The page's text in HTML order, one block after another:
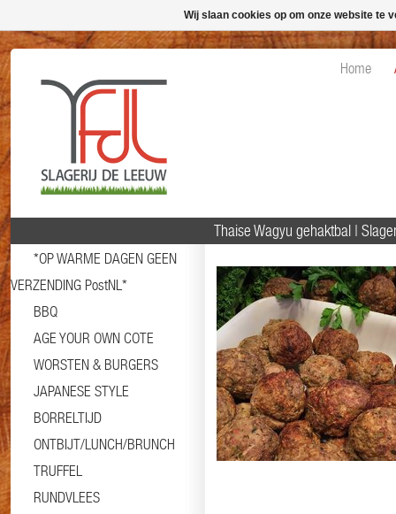
Home
*OP WARME DAGEN GEEN
VERZENDING PostNL*
BBQ
AGE YOUR OWN COTE
WORSTEN & BURGERS
JAPANESE STYLE
BORRELTIJD
ONTBIJT/LUNCH/BRUNCH
TRUFFEL
RUNDVLEES
Thaise Wagyu gehaktbal |
Wij slaan cookies op om onze website te